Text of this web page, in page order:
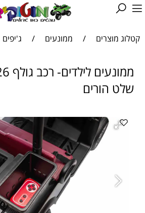
קטלוג מוצרים / ממונעים / ג'יפים
שלט הורים